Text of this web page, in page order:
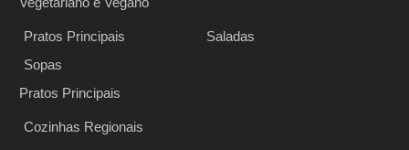
Pratos Principais
Saladas
Sopas
Pratos Principais
Cozinhas Regionais